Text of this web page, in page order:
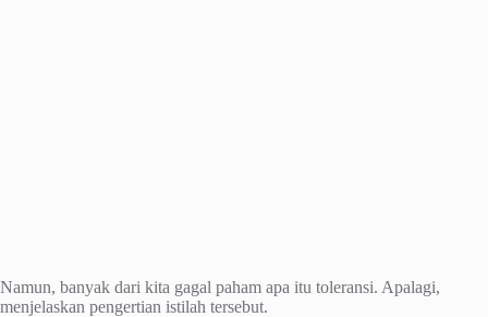
Namun, banyak dari kita gagal paham apa itu toleransi. Apalagi,
menjelaskan pengertian istilah tersebut.